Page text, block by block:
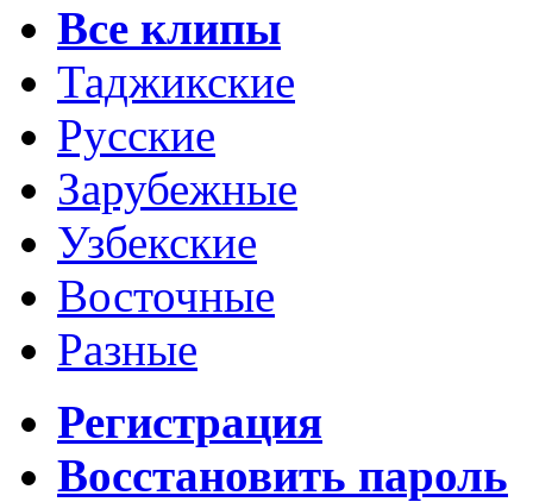
Все клипы
Таджикские
Русские
Зарубежные
Узбекские
Восточные
Разные
Регистрация
Восстановить пароль